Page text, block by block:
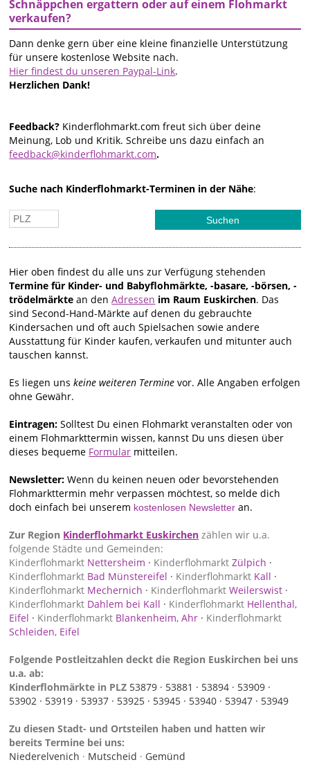
Schnäppchen ergattern oder auf einem Flohmarkt
verkaufen?
Dann denke gern über eine kleine finanzielle Unterstützung
für unsere kostenlose Website nach.
Hier findest du unseren Paypal-Link.
Herzlichen Dank!
Feedback? Kinderflohmarkt.com freut sich über deine
Meinung, Lob und Kritik. Schreibe uns dazu einfach an
feedback@kinderflohmarkt.com.
Suche nach Kinderflohmarkt-Terminen in der Nähe:
Hier oben findest du alle uns zur Verfügung stehenden
Termine für Kinder- und Babyflohmärkte, -basare, -börsen, -
trödelmärkte an denAdressen im Raum Euskirchen. Das
sind Second-Hand-Märkte auf denen du gebrauchte
Kindersachen und oft auch Spielsachen sowie andere
Ausstattung für Kinder kaufen, verkaufen und mitunter auch
tauschen kannst.
Es liegen unskeine weiteren Termine vor. Alle Angaben erfolgen
ohne Gewähr.
Eintragen:Solltest Du einen Flohmarkt veranstalten oder von
einem Flohmarkttermin wissen, kannst Du uns diesen über
dieses bequeme Formular mitteilen.
Newsletter: Wenn du keinen neuen oder bevorstehenden
Flohmarkttermin mehr verpassen möchtest, so melde dich
doch einfach bei unserem kostenlosen Newsletter an.
Zur Region Kinderflohmarkt Euskirchen zählen wir u.a.
folgende Städte und Gemeinden:
Kinderflohmarkt Nettersheim · Kinderflohmarkt Zülpich ·
Kinderflohmarkt Bad Münstereifel · Kinderflohmarkt Kall ·
Kinderflohmarkt Mechernich · Kinderflohmarkt Weilerswist ·
Kinderflohmarkt Dahlem bei Kall · Kinderflohmarkt Hellenthal,
Eifel · Kinderflohmarkt Blankenheim, Ahr · Kinderflohmarkt
Schleiden, Eifel
Folgende Postleitzahlen deckt die Region Euskirchen bei uns
u.a. ab:
Kinderflohmärkte in PLZ 53879 · 53881 · 53894 · 53909 ·
53902 · 53919 · 53937 · 53925 · 53945 · 53940 · 53947 · 53949
Zu diesen Stadt- und Ortsteilen haben und hatten wir
bereits Termine bei uns:
Niederelvenich · Mutscheid · Gemünd